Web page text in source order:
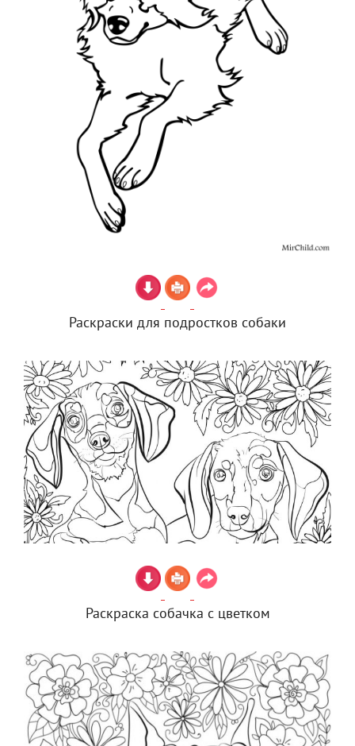
Раскраски для подростков собаки
Раскраска собачка с цветком